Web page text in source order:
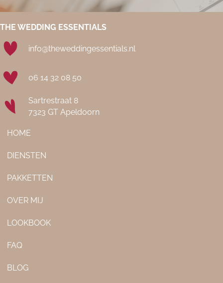
THE WEDDING ESSENTIALS
info@theweddingessentials.nl
06 14 32 08 50
Sartrestraat 8
7323 GT Apeldoorn
HOME
DIENSTEN
PAKKETTEN
OVER MIJ
LOOKBOOK
FAQ
BLOG